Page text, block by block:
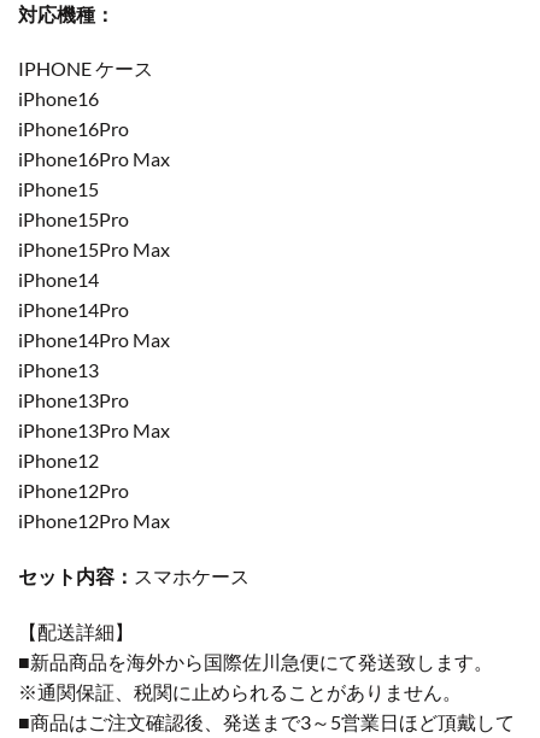
対応機種：
IPHONE ケース
iPhone16
iPhone16Pro
iPhone16Pro Max
iPhone15
iPhone15Pro
iPhone15Pro Max
iPhone14
iPhone14Pro
iPhone14Pro Max
iPhone13
iPhone13Pro
iPhone13Pro Max
iPhone12
iPhone12Pro
iPhone12Pro Max
セット内容： スマホケース
【配送詳細】
■新品商品を海外から国際佐川急便にて発送致します。
※通関保証、税関に止められることがありません。
■商品はご注文確認後、発送まで3～5営業日ほど頂戴して